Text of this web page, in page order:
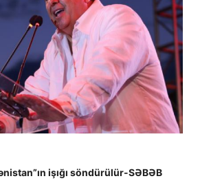
işığı söndürülür-SƏBƏB